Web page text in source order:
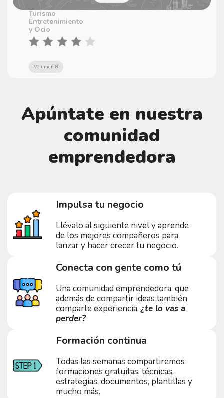
Turismo
Entretenimiento
y Ocio
Volumen 8
Apúntate en nuestra
comunidad
emprendedora
Impulsa tu negocio
Llévalo al siguiente nivel y aprende
de los mejores compañeros para
lanzar y hacer crecer tu negocio.
Conecta con gente como tú
Una comunidad emprendedora, que
además de compartir ideas también
comparte experiencia,¿te lo vas a
perder?
Formación continua
Todas las semanas compartiremos
formaciones gratuitas, técnicas,
estrategias, documentos, plantillas y
mucho más.